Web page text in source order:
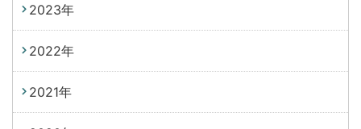
2023年
2022年
2021年